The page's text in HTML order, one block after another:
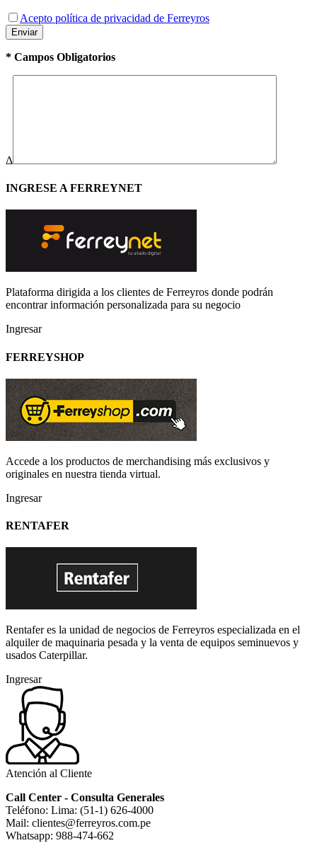
Acepto política de privacidad de Ferreyros
* Campos Obligatorios
Δ
INGRESE A FERREYNET
Plataforma dirigida a los clientes de Ferreyros donde podrán
encontrar información personalizada para su negocio
Ingresar
FERREYSHOP
Accede a los productos de merchandising más exclusivos y
originales en nuestra tienda virtual.
Ingresar
RENTAFER
Rentafer es la unidad de negocios de Ferreyros especializada en el
alquiler de maquinaria pesada y la venta de equipos seminuevos y
usados Caterpillar.
Ingresar
Atención al Cliente
Call Center - Consulta Generales
Teléfono: Lima: (51-1) 626-4000
Mail: clientes@ferreyros.com.pe
Whatsapp: 988-474-662